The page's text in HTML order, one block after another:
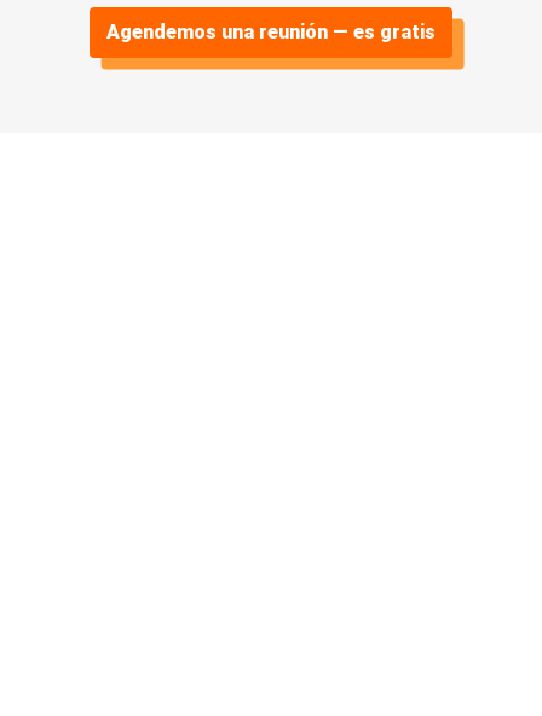
Agendemos una reunión — es gratis